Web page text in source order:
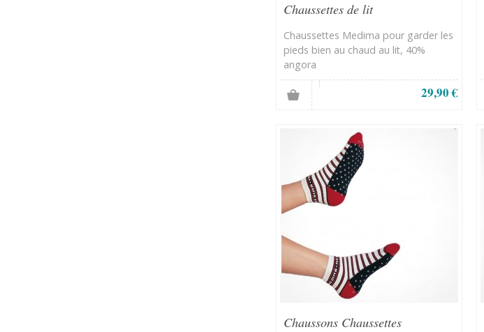
Chaussettes de lit
Chaussettes Medima pour garder les
pieds bien au chaud au lit, 40%
angora
29,90 €
Chaussons Chaussettes